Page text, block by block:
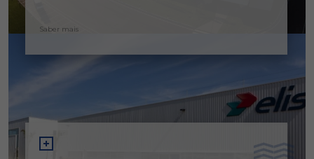
Saber mais